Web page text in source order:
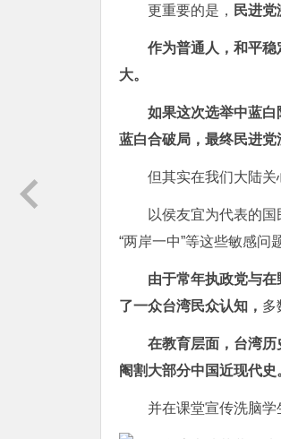
更重要的是， 民进
作为普通人，和平
大。
如果这次选举中蓝白
蓝白合破局，最终民进党
但其实在我们大陆关
以侯友宜为代表的
“两岸一中”等这些敏感问
由于常年执政党与
了一众台湾民众认知， 多
在教育层面，台湾历
阉割大部分中国近现代史
并在课堂宣传洗脑学